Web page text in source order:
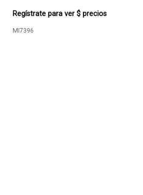
Regístrate para ver $ precios
MI7396